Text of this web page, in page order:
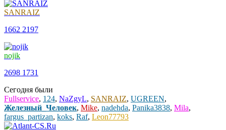
SANRAIZ
1662 2197
nojik
2698 1731
Сегодня были
Fullservice, 124, NaZgyL, SANRAIZ, UGREEN,
Железный_Человек, Mike, nadehda, Panika3838, Mila,
fargus_partizan, koks, Raf, Leon77793